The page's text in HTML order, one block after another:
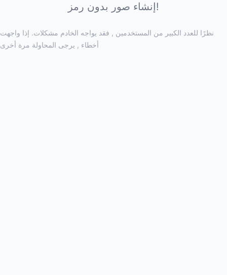
إنشاء صور بدون رمز!
نظرًا للعدد الكبير من المستخدمين , فقد يواجه الخادم مشكلات. إذا واجهت
أخطاء , يرجى المحاولة مرة أخرى